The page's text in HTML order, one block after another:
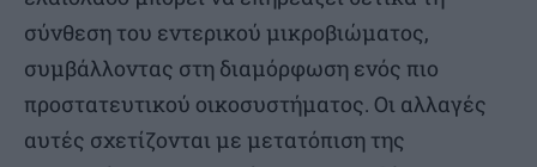
σύνθεση του εντερικού μικροβιώματος,
συμβάλλοντας στη διαμόρφωση ενός πιο
προστατευτικού οικοσυστήματος. Οι αλλαγές
αυτές σχετίζονται με μετατόπιση της